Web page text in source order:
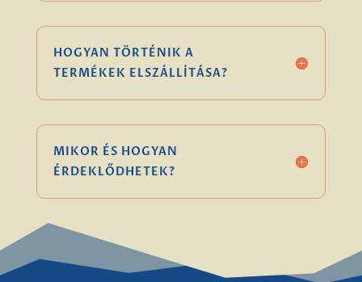
HOGYAN TÖRTÉNIK A
TERMÉKEK ELSZÁLLÍTÁSA?
MIKOR ÉS HOGYAN
ÉRDEKLŐDHETEK?